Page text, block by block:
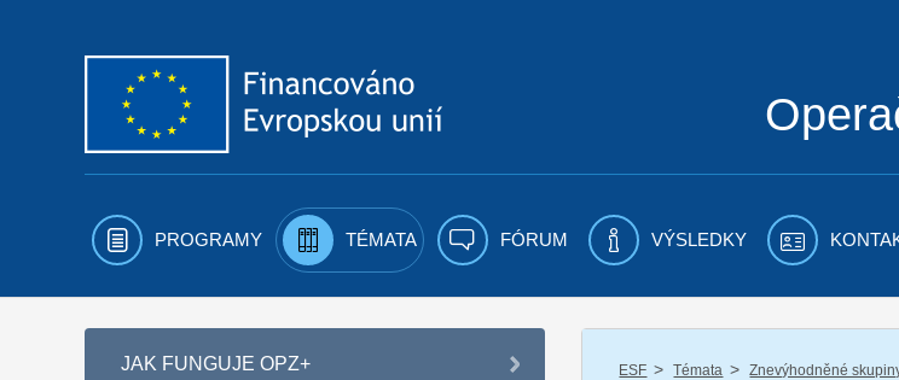
PROGRAMY TÉMATA FÓRUM VÝSLEDKY
JAK FUNGUJE OPZ+ ESF / Témata / Znevýhodněné